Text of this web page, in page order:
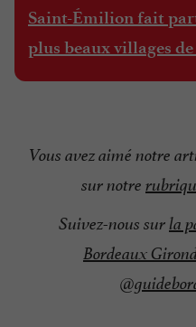
Saint-Émilion fait
plus beaux villages
Vous avez aimé notre
sur notre
Suivez-nous surla
Bordeaux